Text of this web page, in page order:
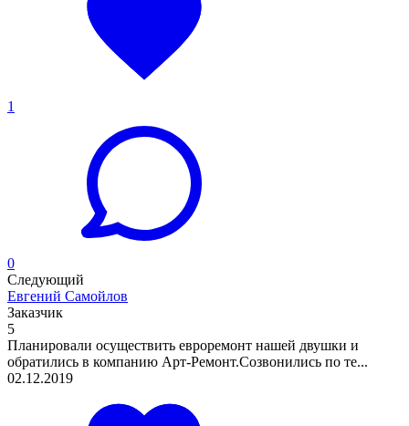
1
0
Следующий
Евгений Самойлов
Заказчик
5
Планировали осуществить евроремонт нашей двушки и
обратились в компанию Арт-Ремонт.Созвонились по те...
02.12.2019